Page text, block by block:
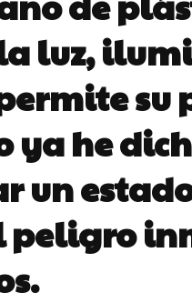
luz,
su
ya he
un
peligro